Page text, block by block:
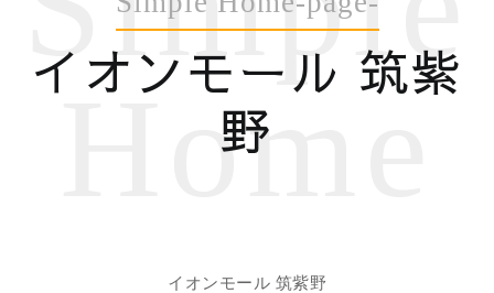
Home
イオンモール 筑紫
野
イオンモール 筑紫野